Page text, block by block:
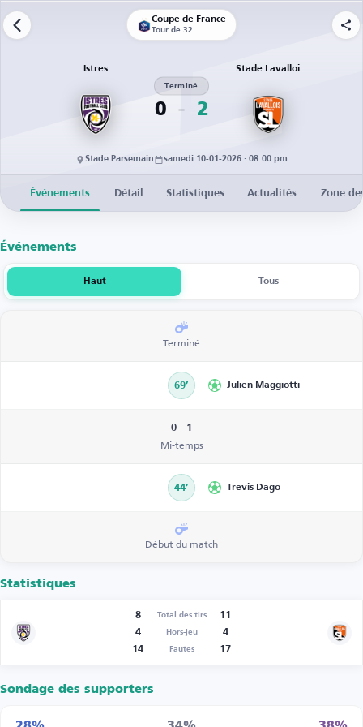
Coupe de France
Tour de 32
Istres
0
Terminé
2
Stade Lavalloi
Stade Parsemain samedi 10-01-2026 · 08:00 pm
Événements Détail Statistiques Actualités Zone
Événements
Haut Tous
Terminé
69’ Julien Maggiotti
0 - 1
Mi-temps
44’ Trevis Dago
Début du match
Statistiques
8 Total des tirs
11
4
Hors-jeu
4
14
Fautes 17
Sondage des supporters